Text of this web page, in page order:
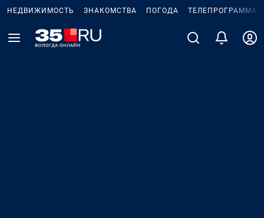
НЕДВИЖИМОСТЬ ЗНАКОМСТВА ПОГОДА ТЕЛЕПРОГРАММА